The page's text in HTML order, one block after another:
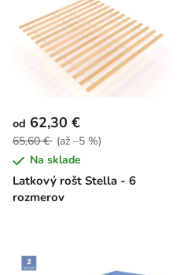
Latkový rošt Stella - 6
rozmerov
od 62,30 €
65,60 € (až –5 %)
Na sklade